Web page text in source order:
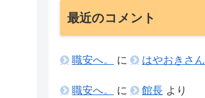
最近のコメント
職安へ。 に はやおきさん
職安へ。 に 館長 より